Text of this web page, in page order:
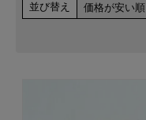
並び替え 価格が安い順